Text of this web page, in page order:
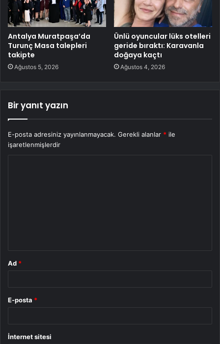
Antalya Muratpaşa’da
Turunç Masa talepleri
takipte
Ağustos 5, 2026
Ünlü oyuncular lüks otelleri
geride bıraktı: Karavanla
doğaya kaçtı
Ağustos 4, 2026
Bir yanıt yazın
E-posta adresiniz yayınlanmayacak. Gerekli alanlar * ile
işaretlenmişlerdir
Ad *
E-posta *
İnternet sitesi